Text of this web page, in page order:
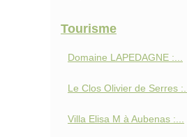
Tourisme
Domaine LAPEDAGNE :...
Le Clos Olivier de Serres :...
Villa Elisa M à Aubenas :...